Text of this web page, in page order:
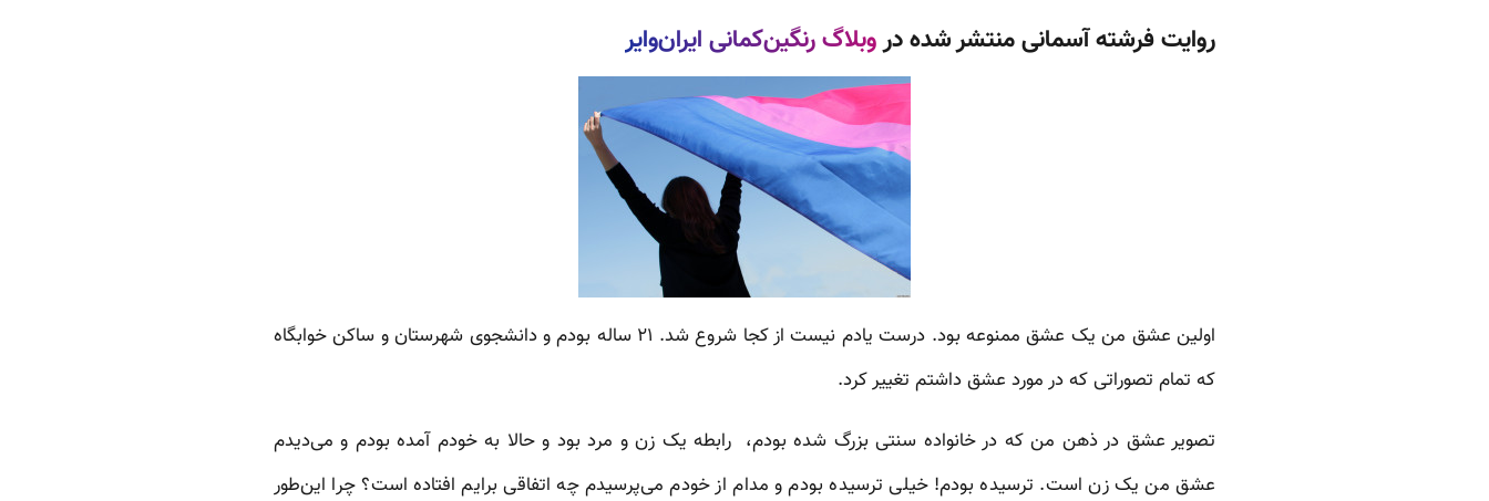
روایت فرشته آسمانی منتشر شده دروبلاگ رنگین‌کمانی ایران‌وایر
اولین عشق من یک عشق ممنوعه بود. درست یادم نیست از کجا شروع شد. ۲۱ ساله بودم و دانشجوی شهرستان و ساکن خوابگاه
که تمام تصوراتی که در مورد عشق داشتم تغییر کرد.
تصویر عشق در ذهن من که در خانواده سنتی بزرگ شده بودم، رابطه یک زن و مرد بود و حالا به خودم آمده بودم و می‌دیدم
عشق من یک زن است. ترسیده بودم! خیلی ترسیده بودم و مدام از خودم می‌پرسیدم چه اتفاقی برایم افتاده است؟ چرا این‌طور